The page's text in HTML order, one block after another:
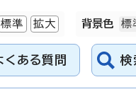
標準 拡大 背景色
くある質問 検